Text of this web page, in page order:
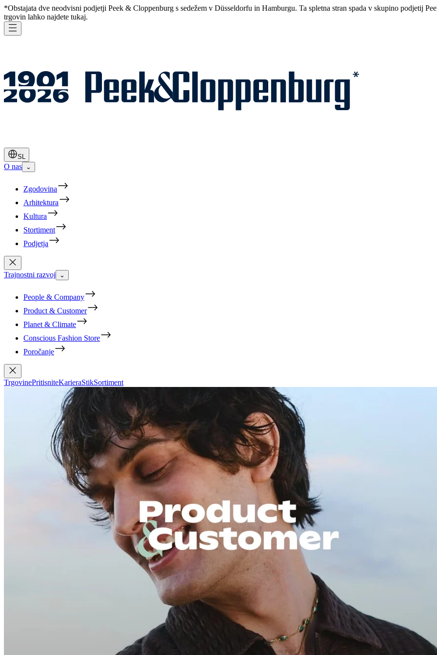
*Obstajata dve neodvisni podjetji Peek & Cloppenburg s sedežem v Düsseldorfu in Hamburgu. Ta spletna stran spada v skupino podjetij
trgovin lahko najdete tukaj.
SL
O nas ⌄
Zgodovina
Arhitektura
Kultura
Stortiment
Podjetja
Trajnostni razvoj ⌄
People & Company
Product & Customer
Planet & Climate
Conscious Fashion Store
Poročanje
TrgovinePritisniteKarieraStikSortiment